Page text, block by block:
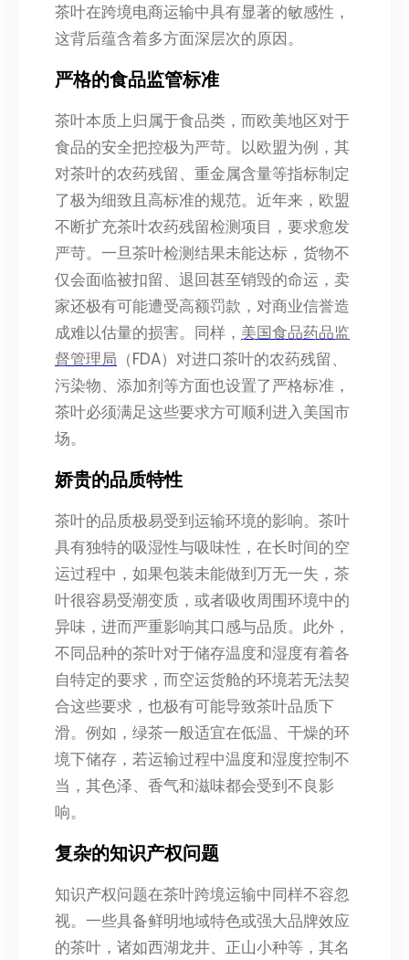
茶叶在跨境电商运输中具有显著的敏感性，
这背后蕴含着多方面深层次的原因。
严格的食品监管标准
茶叶本质上归属于食品类，而欧美地区对于
食品的安全把控极为严苛。以欧盟为例，其
对茶叶的农药残留、重金属含量等指标制定
了极为细致且高标准的规范。近年来，欧盟
不断扩充茶叶农药残留检测项目，要求愈发
严苛。一旦茶叶检测结果未能达标，货物不
仅会面临被扣留、退回甚至销毁的命运，卖
家还极有可能遭受高额罚款，对商业信誉造
成难以估量的损害。同样， 美国食品药品监
督管理局 （FDA）对进口茶叶的农药残留、
污染物、添加剂等方面也设置了严格标准，
茶叶必须满足这些要求方可顺利进入美国市
场。
娇贵的品质特性
茶叶的品质极易受到运输环境的影响。茶叶
具有独特的吸湿性与吸味性，在长时间的空
运过程中，如果包装未能做到万无一失，茶
叶很容易受潮变质，或者吸收周围环境中的
异味，进而严重影响其口感与品质。此外，
不同品种的茶叶对于储存温度和湿度有着各
自特定的要求，而空运货舱的环境若无法契
合这些要求，也极有可能导致茶叶品质下
滑。例如，绿茶一般适宜在低温、干燥的环
境下储存，若运输过程中温度和湿度控制不
当，其色泽、香气和滋味都会受到不良影
响。
复杂的知识产权问题
知识产权问题在茶叶跨境运输中同样不容忽
视。一些具备鲜明地域特色或强大品牌效应
的茶叶，诸如西湖龙井、正山小种等，其名